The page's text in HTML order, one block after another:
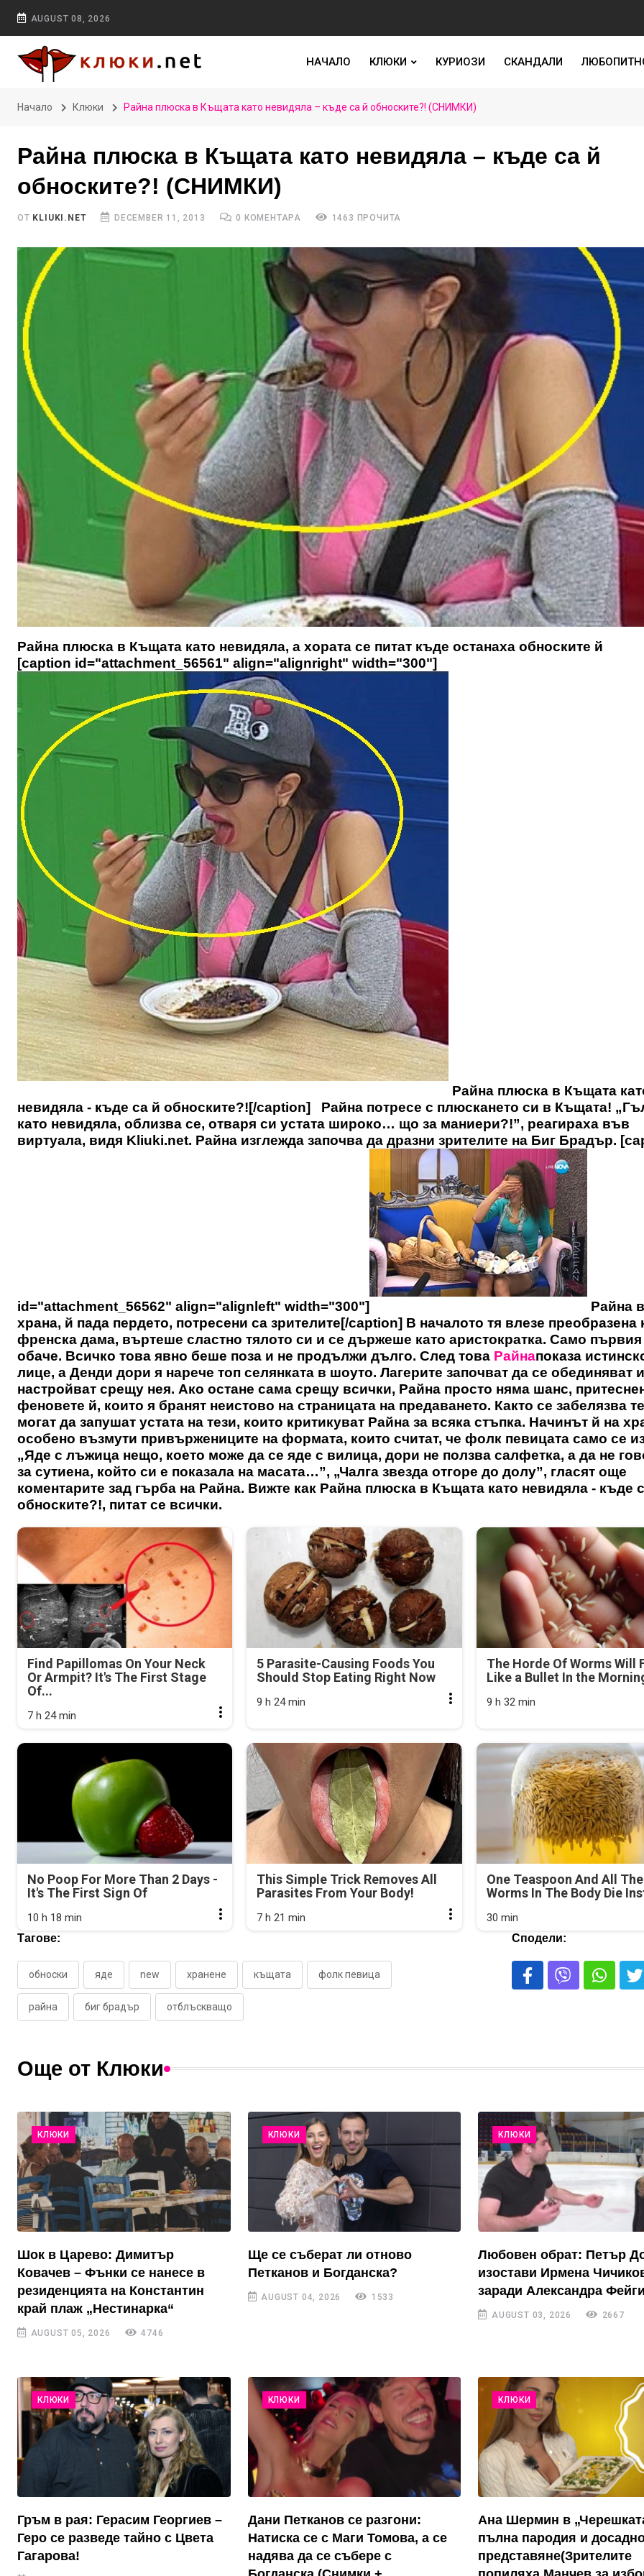
AUGUST 08, 2026
НАЧАЛО КЛЮКИ КУРИОЗИ СКАНДАЛИ
Начало Клюки Райна плюска в Къщата като невидяла – къде са й обноските?! (СНИМКИ)
Райна плюска в Къщата като невидяла – къде са й
обноските?! (СНИМКИ)
ОТ KLIUKI.NET DECEMBER 11, 2013 0 КОМЕНТАРА 1463 ПРОЧИТА
Райна плюска в Къщата като невидяла, а хората се питат къде останаха обноските й
[caption id="attachment_56561" align="alignright" width="300"]
Райна плюска в Къщата
невидяла - къде са й обноските?![/caption] Райна потресе с плюскането си в Къщата!
като невидяла, облизва се, отваря си устата широко… що за маниери?!”, реагираха във
виртуала, видя Kliuki.net. Райна изглежда започва да дразни зрителите на Биг Брадър.
id="attachment_56562" align="alignleft" width="300"]
Райна
храна, й пада пердето, потресени са зрителите[/caption] В началото тя влезе преобразена
френска дама, въртеше сластно тялото си и се държеше като аристократка. Само
обаче. Всичко това явно беше поза и не продължи дълго. След това Райнапоказа
лице, а Денди дори я нарече топ селянката в шоуто. Лагерите започват да се обединяват
настройват срещу нея. Ако остане сама срещу всички, Райна просто няма шанс,
феновете й, които я бранят неистово на страницата на предаването. Както се забелязва
могат да запушат устата на тези, които критикуват Райна за всяка стъпка. Начинът й на
особено възмути привържениците на формата, които считат, че фолк певицата само се
„Яде с лъжица нещо, което може да се яде с вилица, дори не ползва салфетка, а да не
за сутиена, който си е показала на масата…”, „Чалга звезда отгоре до долу”, гласят още
коментарите зад гърба на Райна. Вижте как Райна плюска в Къщата като невидяла - къде
обноските?!, питат се всички.
Find Papillomas On Your Neck
Or Armpit? It's The First Stage
Of...
7 h 24 min
5 Parasite-Causing Foods You
Should Stop Eating Right Now
9 h 24 min
The Horde Of Worms Will
Like a Bullet In the
9 h 32 min
No Poop For More Than 2 Days -
It's The First Sign Of
10 h 18 min
This Simple Trick Removes All
Parasites From Your Body!
7 h 21 min
One Teaspoon And All The
Worms In The Body Die
30 min
Тагове:
обноски яде new хранене къщата фолк певица
райна биг брадър отблъскващо
Сподели:
Още от Клюки
КЛЮКИ
Шок в Царево: Димитър
Ковачев – Фънки се нанесе в
резиденцията на Константин
край плаж „Нестинарка“
AUGUST 05, 2026 4746
КЛЮКИ
Ще се съберат ли отново
Петканов и Богданска?
AUGUST 04, 2026 1533
КЛЮКИ
Любовен обрат: Петър
изостави Ирмена
заради Александра
AUGUST 03, 2026 2667
КЛЮКИ
Гръм в рая: Герасим Георгиев –
Геро се разведе тайно с Цвета
Гагарова!
КЛЮКИ
Дани Петканов се разгони:
Натиска се с Маги Томова, а се
надява да се събере с
КЛЮКИ
Ана Шермин в
пълна пародия и
представяне(Зрителите